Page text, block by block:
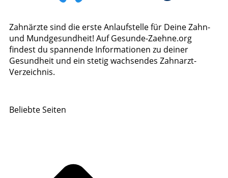
Zahnärzte sind die erste Anlaufstelle für Deine Zahn-
und Mundgesundheit! Auf Gesunde-Zaehne.org
findest du spannende Informationen zu deiner
Gesundheit und ein stetig wachsendes Zahnarzt-
Verzeichnis.
Beliebte Seiten